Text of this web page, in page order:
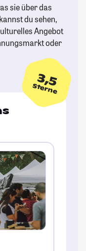
sie über das
du sehen,
Angebot
oder
3,5
Sterne